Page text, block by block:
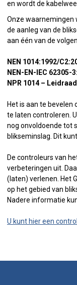
en wordt de
Onze waarnemingen
de aanleg van de
aan één van de
NEN 1014:1992/
NEN-EN-IEC 62305-
NPR 1014 –
Het is aan te
te laten controleren.
nog onvoldoende tot
blikseminslag. Dit
De controleurs van
verbeteringen uit.
(laten) verlenen. Het
op het gebied van
Nadere informatie
U kunt hier een